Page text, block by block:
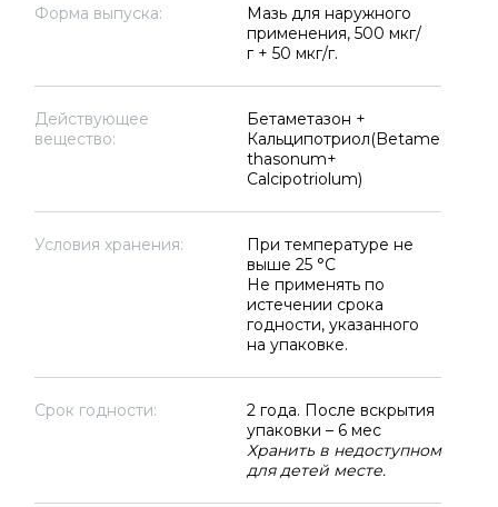
Форма выпуска:
Мазь для наружного
применения, 500 мкг/
г + 50 мкг/г.
Действующее
вещество:
Бетаметазон +
Кальципотриол(Betame
thasonum+
Calcipotriolum)
Условия хранения:
При температуре не
выше 25 °C
Не применять по
истечении срока
годности, указанного
на упаковке.
Срок годности:
2 года. После вскрытия
упаковки – 6 мес
Хранить в недоступном
для детей месте.